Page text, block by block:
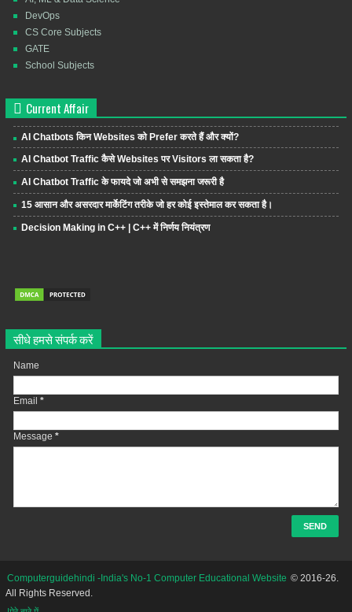
DevOps
CS Core Subjects
GATE
School Subjects
Current Affair
AI Chatbots किन Websites को Prefer करते हैं और क्यों?
AI Chatbot Traffic कैसे Websites पर Visitors ला सकता है?
AI Chatbot Traffic के फायदे जो अभी से समझना जरूरी है
15 आसान और असरदार मार्केटिंग तरीके जो हर कोई इस्तेमाल कर सकता है।
Decision Making in C++ | C++ में निर्णय नियंत्रण
सीधे हमसे संपर्क करें
Name
Email *
Message *
Computerguidehindi -India's No-1 Computer Educational Website © 2016-26.
All Rights Reserved.